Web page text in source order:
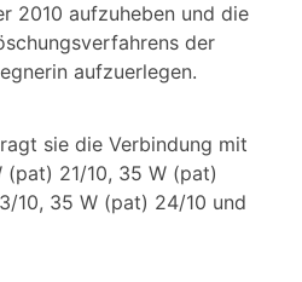
2010 aufzuheben und die
der
aufzuerlegen.
sie die Verbindung mit
21/10, 35 W (pat)
10, 35 W (pat) 24/10 und